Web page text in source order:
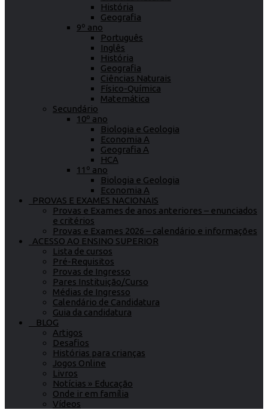
História
Geografia
9º ano
Português
Inglês
História
Geografia
Ciências Naturais
Físico-Química
Matemática
Secundário
10º ano
Biologia e Geologia
Economia A
Geografia A
HCA
11º ano
Biologia e Geologia
Economia A
PROVAS E EXAMES NACIONAIS
Provas e Exames de anos anteriores – enunciados
e critérios
Provas e Exames 2026 – calendário e informações
ACESSO AO ENSINO SUPERIOR
Lista de cursos
Pré-Requisitos
Provas de Ingresso
Pares Instituição/Curso
Médias de Ingresso
Calendário de Candidatura
Guia da candidatura
BLOG
Artigos
Desafios
Histórias para crianças
Jogos Online
Livros
Notícias » Educação
Onde ir em família
Vídeos